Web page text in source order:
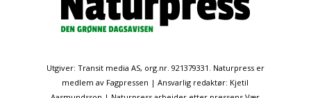
Utgiver: Transit media AS, org.nr. 921379331. Naturpress er
medlem av Fagpressen | Ansvarlig redaktør: Kjetil